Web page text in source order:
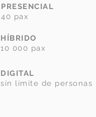
PRESENCIAL
40 pax
HÍBRIDO
10 000 pax
DIGITAL
sin límite de personas